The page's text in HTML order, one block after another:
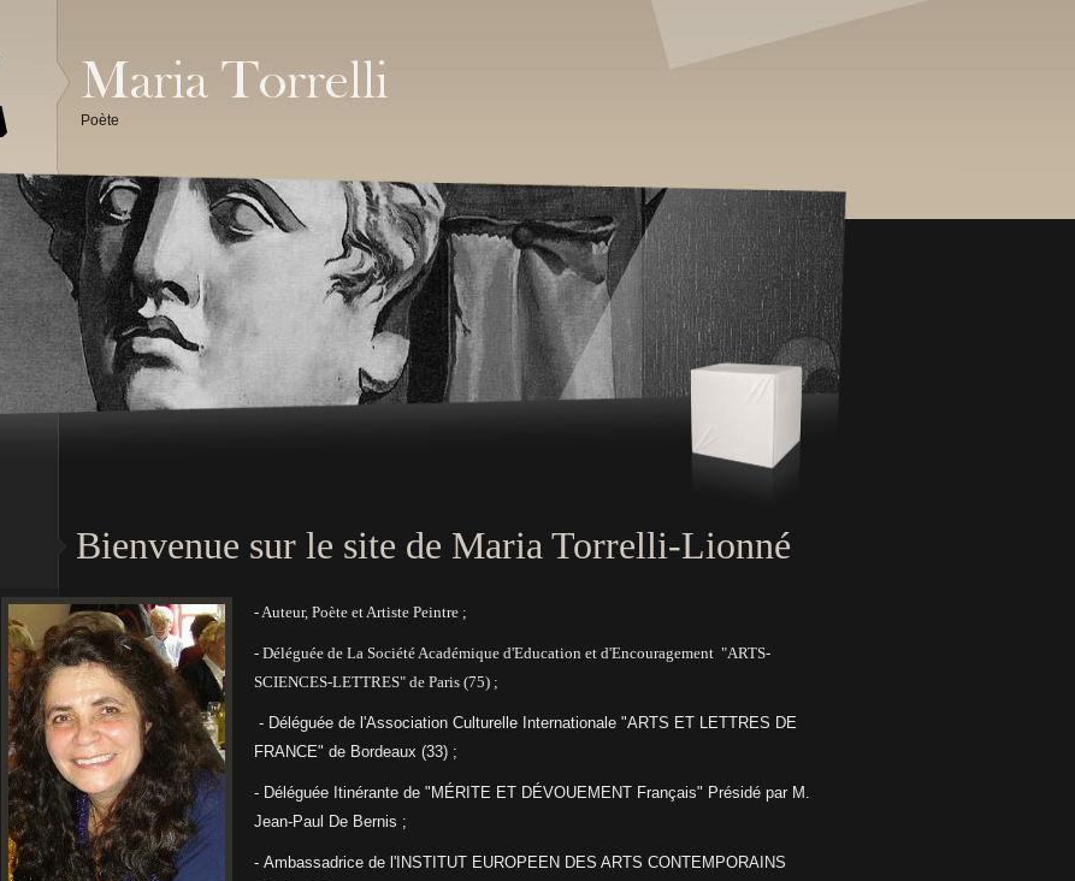
Poète
Bienvenue sur le site de Maria Torrelli-Lionné
- Auteur, Poète et Artiste Peintre ;
- Déléguée de La Société Académique d'Education et d'Encouragement "ARTS-
SCIENCES-LETTRES" de Paris (75) ;
- Déléguée de l'Association Culturelle Internationale "ARTS ET LETTRES DE
FRANCE" de Bordeaux (33) ;
- Déléguée Itinérante de "MÉRITE ET DÉVOUEMENT Français" Présidé par M.
Jean-Paul De Bernis ;
- Ambassadrice de l'INSTITUT EUROPEEN DES ARTS CONTEMPORAINS